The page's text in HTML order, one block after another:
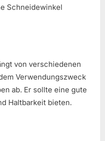
Schneidewinkel
von verschiedenen
Verwendungszweck
ab. Er sollte eine gute
Haltbarkeit bieten.